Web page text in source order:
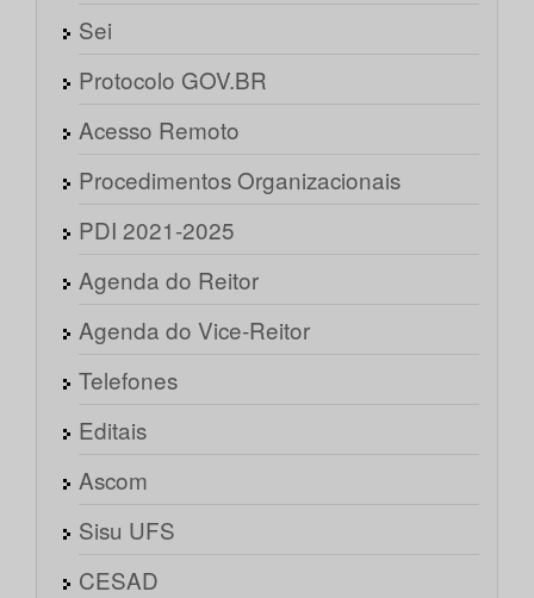
Sei
Protocolo GOV.BR
Acesso Remoto
Procedimentos Organizacionais
PDI 2021-2025
Agenda do Reitor
Agenda do Vice-Reitor
Telefones
Editais
Ascom
Sisu UFS
CESAD